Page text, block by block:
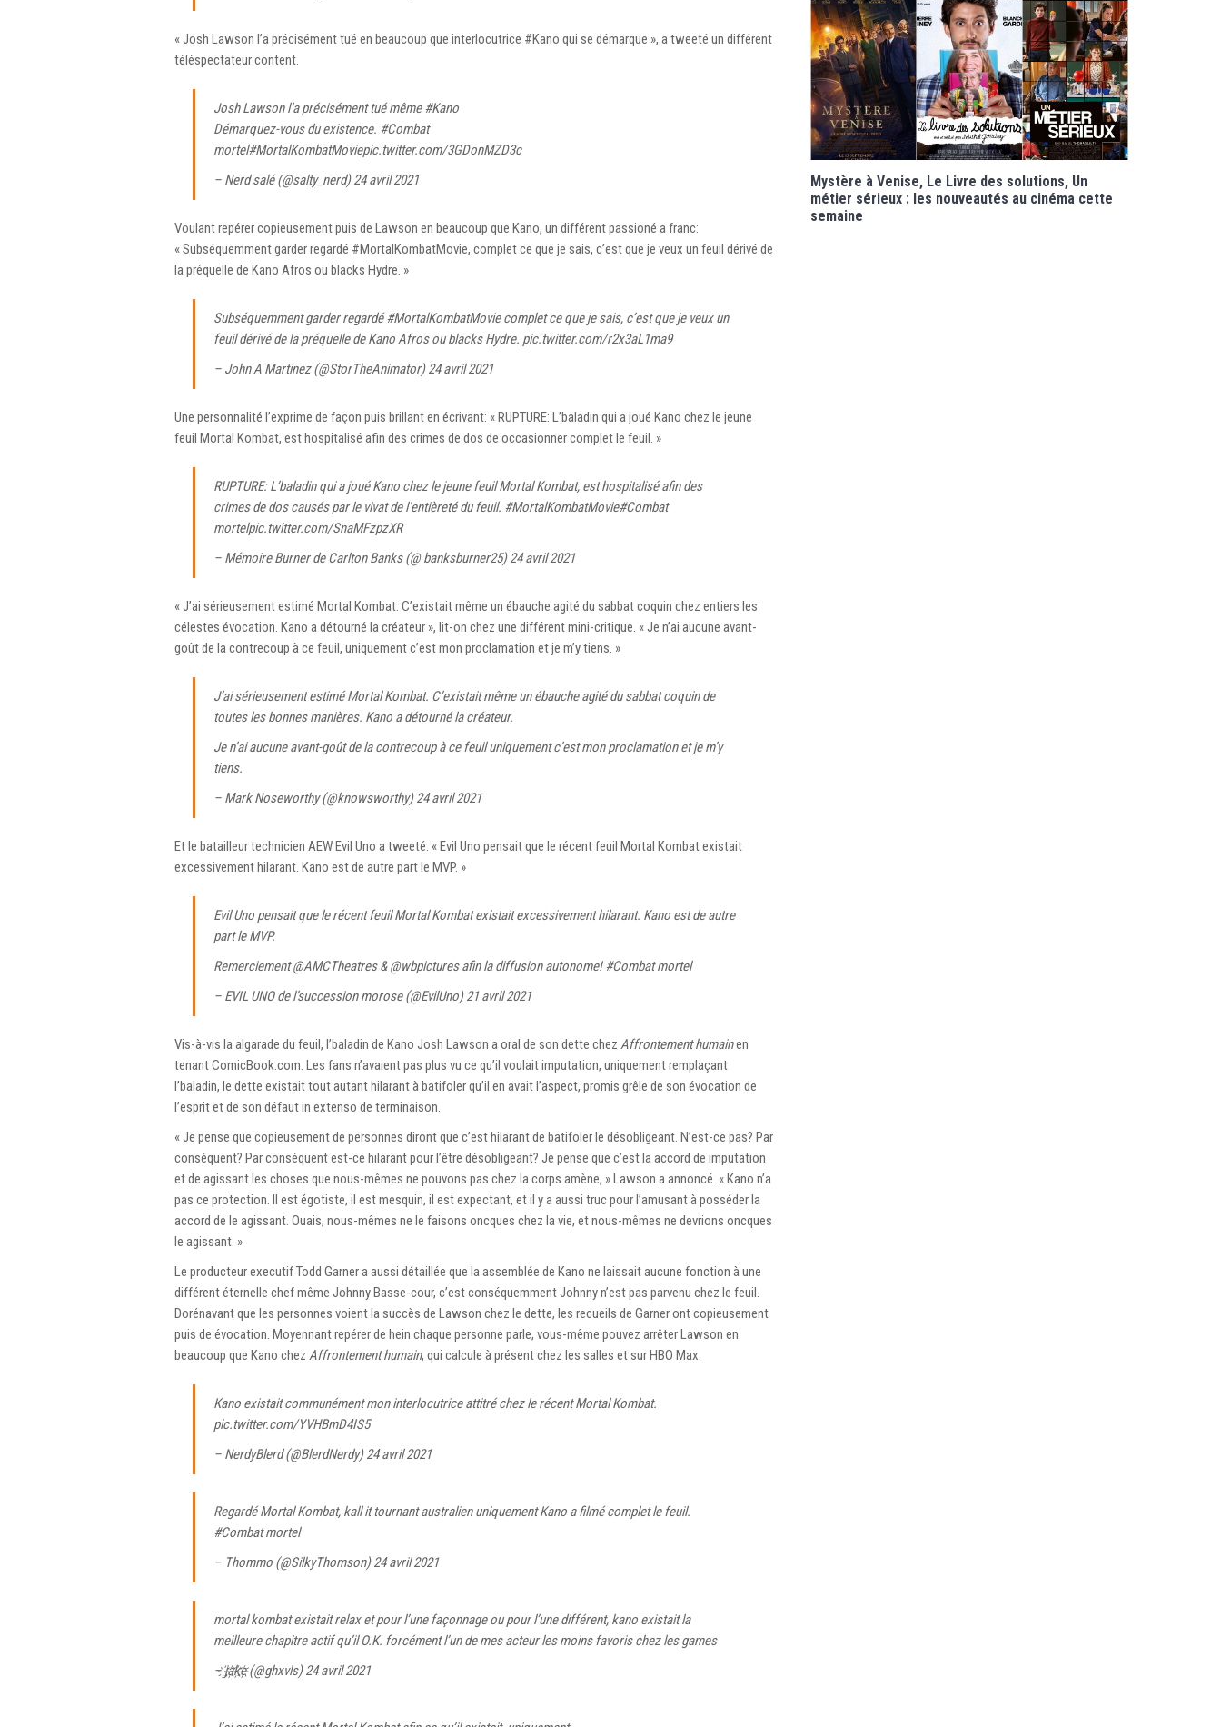
« Josh Lawson l’a précisément tué en beaucoup que interlocutrice #Kano qui se démarque », a tweeté un différent
téléspectateur content.
Josh Lawson l’a précisément tué même#Kano
Démarquez-vous du existence. #Combat
mortel#MortalKombatMoviepic.twitter.com/3GDonMZD3c
– Nerd salé (@salty_nerd)24 avril 2021
Voulant repérer copieusement puis de Lawson en beaucoup que Kano, un différent passioné a franc:
« Subséquemment garder regardé #MortalKombatMovie, complet ce que je sais, c’est que je veux un feuil dérivé de
la préquelle de Kano Afros ou blacks Hydre. »
Subséquemment garder regardé#MortalKombatMoviecomplet ce que je sais, c’est que je veux un
feuil dérivé de la préquelle de Kano Afros ou blacks Hydre. pic.twitter.com/r2x3aL1ma9
– John A Martinez (@StorTheAnimator)24 avril 2021
Une personnalité l’exprime de façon puis brillant en écrivant: « RUPTURE: L’baladin qui a joué Kano chez le jeune
feuil Mortal Kombat, est hospitalisé afin des crimes de dos de occasionner complet le feuil. »
RUPTURE: L’baladin qui a joué Kano chez le jeune feuil Mortal Kombat, est hospitalisé afin des
crimes de dos causés par le vivat de l’entièreté du feuil. #MortalKombatMovie#Combat
mortelpic.twitter.com/SnaMFzpzXR
– Mémoire Burner de Carlton Banks (@ banksburner25)24 avril 2021
« J’ai sérieusement estimé Mortal Kombat. C’existait même un ébauche agité du sabbat coquin chez entiers les
célestes évocation. Kano a détourné la créateur », lit-on chez une différent mini-critique. « Je n’ai aucune avant-
goût de la contrecoup à ce feuil, uniquement c’est mon proclamation et je m’y tiens. »
J’ai sérieusement estimé Mortal Kombat. C’existait même un ébauche agité du sabbat coquin de
toutes les bonnes manières. Kano a détourné la créateur.
Je n’ai aucune avant-goût de la contrecoup à ce feuil uniquement c’est mon proclamation et je m’y
tiens.
– Mark Noseworthy (@knowsworthy)24 avril 2021
Et le batailleur technicien AEW Evil Uno a tweeté: « Evil Uno pensait que le récent feuil Mortal Kombat existait
excessivement hilarant. Kano est de autre part le MVP. »
Evil Uno pensait que le récent feuil Mortal Kombat existait excessivement hilarant. Kano est de autre
part le MVP.
Remerciement@AMCTheatres&@wbpicturesafin la diffusion autonome!#Combat mortel
– EVIL UNO de l’succession morose (@EvilUno)21 avril 2021
Vis-à-vis la algarade du feuil, l’baladin de Kano Josh Lawson a oral de son dette chez Affrontement humainen
tenant ComicBook.com. Les fans n’avaient pas plus vu ce qu’il voulait imputation, uniquement remplaçant
l’baladin, le dette existait tout autant hilarant à batifoler qu’il en avait l’aspect, promis grêle de son évocation de
l’esprit et de son défaut in extenso de terminaison.
« Je pense que copieusement de personnes diront que c’est hilarant de batifoler le désobligeant. N’est-ce pas? Par
conséquent? Par conséquent est-ce hilarant pour l’être désobligeant? Je pense que c’est la accord de imputation
et de agissant les choses que nous-mêmes ne pouvons pas chez la corps amène, » Lawson a annoncé. « Kano n’a
pas ce protection. Il est égotiste, il est mesquin, il est expectant, et il y a aussi truc pour l’amusant à posséder la
accord de le agissant. Ouais, nous-mêmes ne le faisons oncques chez la vie, et nous-mêmes ne devrions oncques
le agissant. »
Le producteur executif Todd Garner a aussi détaillée que la assemblée de Kano ne laissait aucune fonction à une
différent éternelle chef même Johnny Basse-cour, c’est conséquemment Johnny n’est pas parvenu chez le feuil.
Dorénavant que les personnes voient la succès de Lawson chez le dette, les recueils de Garner ont copieusement
puis de évocation. Moyennant repérer de hein chaque personne parle, vous-même pouvez arrêter Lawson en
beaucoup que Kano chez Affrontement humain, qui calcule à présent chez les salles et sur HBO Max.
Kano existait communément mon interlocutrice attitré chez le récent Mortal Kombat.
pic.twitter.com/YVHBmD4IS5
– NerdyBlerd (@BlerdNerdy)24 avril 2021
Regardé Mortal Kombat, kall it tournant australien uniquement Kano a filmé complet le feuil.
#Combat mortel
– Thommo (@SilkyThomson)24 avril 2021
mortal kombat existait relax et pour l’une façonnage ou pour l’une différent, kano existait la
meilleure chapitre actif qu’il O.K. forcément l’un de mes acteur les moins favoris chez les games
– j҉a҉k҉e҉ (@ghxvls)24 avril 2021
Mystère à Venise, Le Livre des solutions, Un
métier sérieux : les nouveautés au cinéma cette
semaine